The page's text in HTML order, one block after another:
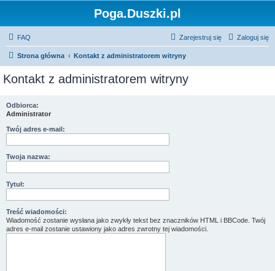
Poga.Duszki.pl
FAQ Zaloguj się
Zarejestruj się
Strona główna Kontakt z administratorem witryny
Kontakt z administratorem witryny
Odbiorca:
Administrator
Twój adres e-mail:
Twoja nazwa:
Tytuł:
Treść wiadomości:
Wiadomość zostanie wysłana jako zwykły tekst bez znaczników HTML i BBCode. Twój
adres e-mail zostanie ustawiony jako adres zwrotny tej wiadomości.